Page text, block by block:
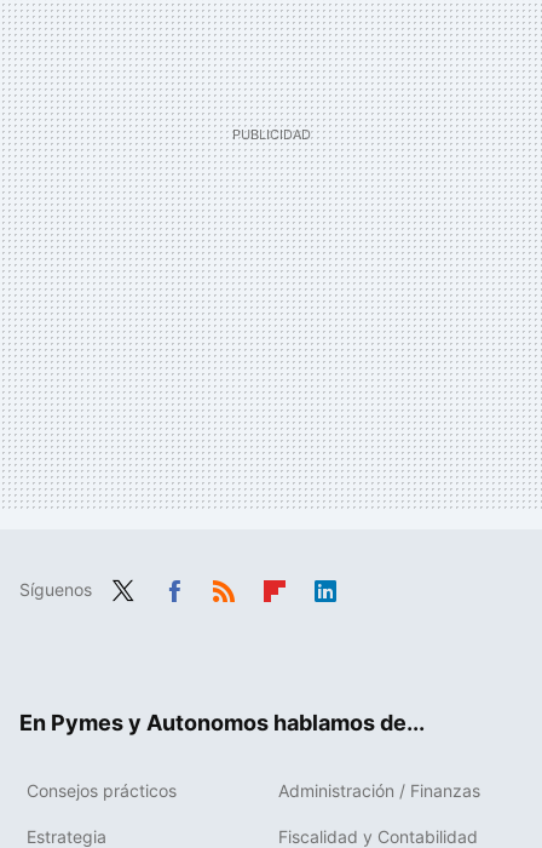
Síguenos
En Pymes y Autonomos hablamos de...
Consejos prácticos Administración / Finanzas
Estrategia Fiscalidad y Contabilidad